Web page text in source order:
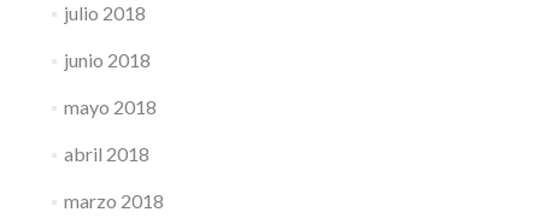
julio 2018
junio 2018
mayo 2018
abril 2018
marzo 2018